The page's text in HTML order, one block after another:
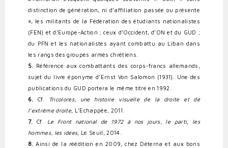
distinction de génération, ni d’affiliation passée ou présente
», les militants de la Fédération des étudiants nationalistes
(FEN) et d’Europe-Action ; ceux d’Occident, d’ON et du GUD ;
du PFN et les nationalistes ayant combattu au Liban dans
les rangs des groupes armés chrétiens.
5. Référence aux combattants des corps-francs allemands,
sujet du livre éponyme d’Ernst Von Salomon (1931). Une des
publications du GUD portera le même titre en 1992.
6.
Cf.
Tricolores, une histoire visuelle de la droite et de
l’extrême droite, L’Echappée, 2011.
7.
Cf.
Le Front national de 1972 à nos jours, le parti, les
hommes, les idées, Le Seuil, 2014.
8. Ainsi de la réédition en 2009, chez Déterna et aux bons